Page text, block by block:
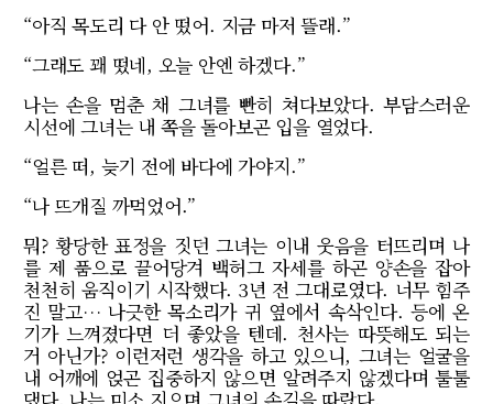
“아직 목도리 다 안 떴어. 지금 마저 뜰래.”
“그래도 꽤 떴네, 오늘 안엔 하겠다.”
나는 손을 멈춘 채 그녀를 빤히 쳐다보았다. 부담스러운
시선에 그녀는 내 쪽을 돌아보곤 입을 열었다.
“얼른 떠, 늦기 전에 바다에 가야지.”
“나 뜨개질 까먹었어.”
뭐? 황당한 표정을 짓던 그녀는 이내 웃음을 터뜨리며 나
를 제 품으로 끌어당겨 백허그 자세를 하곤 양손을 잡아
천천히 움직이기 시작했다. 3년 전 그대로였다. 너무 힘주
진 말고… 나긋한 목소리가 귀 옆에서 속삭인다. 등에 온
기가 느껴졌다면 더 좋았을 텐데. 천사는 따뜻해도 되는
거 아닌가? 이런저런 생각을 하고 있으니, 그녀는 얼굴을
내 어깨에 얹곤 집중하지 않으면 알려주지 않겠다며 툴툴